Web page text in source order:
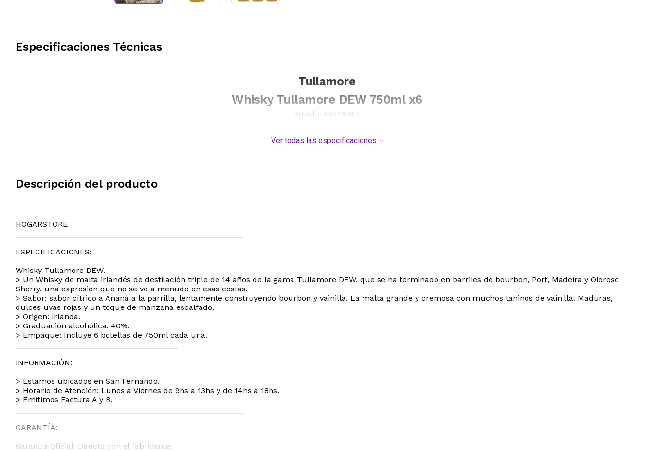
Especificaciones Técnicas
Tullamore
Whisky Tullamore DEW 750ml x6
Artículo: 990225953
Ver todas las especificaciones
Descripción del producto
HOGARSTORE
ESPECIFICACIONES:
Whisky Tullamore DEW.
> Un Whisky de malta irlandés de destilación triple de 14 años de la gama Tullamore DEW, que se ha terminado en barriles de bourbon, Port, Madeira y Oloroso
Sherry, una expresión que no se ve a menudo en esas costas.
> Sabor: sabor cítrico a Ananá a la parrilla, lentamente construyendo bourbon y vainilla. La malta grande y cremosa con muchos taninos de vainilla. Maduras,
dulces uvas rojas y un toque de manzana escalfado.
> Origen: Irlanda.
> Graduación alcohólica: 40%.
> Empaque: Incluye 6 botellas de 750ml cada una.
INFORMACIÓN:
> Estamos ubicados en San Fernando.
> Horario de Atención: Lunes a Viernes de 9hs a 13hs y de 14hs a 18hs.
> Emitimos Factura A y B.
GARANTÍA:
Garantía Oficial: Directo con el fabricante.